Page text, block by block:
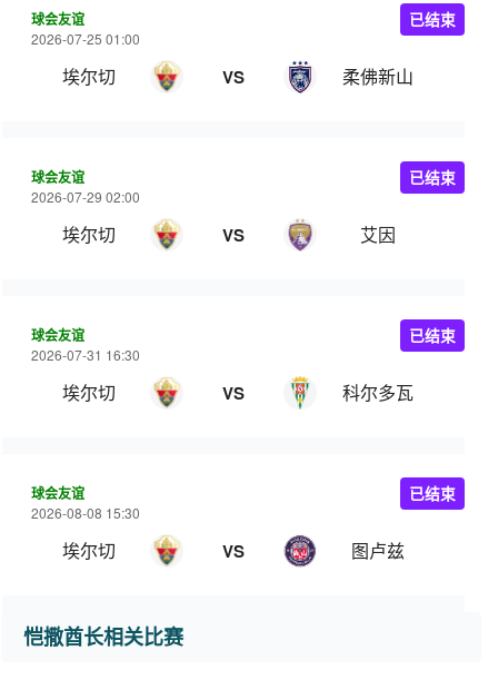
球会友谊
2026-07-25 01:00
埃尔切 VS 柔佛新山
已结束
球会友谊
2026-07-29 02:00
埃尔切 VS 艾因
已结束
球会友谊
2026-07-31 16:30
埃尔切 VS 科尔多瓦
已结束
球会友谊
2026-08-08 15:30
埃尔切 VS 图卢兹
已结束
恺撒酋长相关比赛